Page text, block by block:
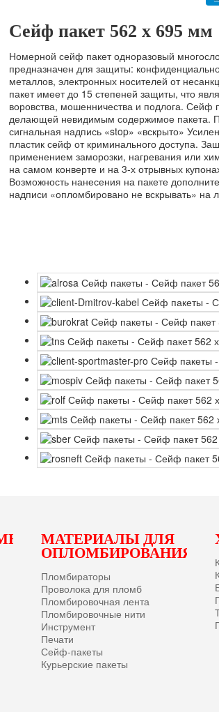
Сейф пакет 562 х 695 мм
Номерной сейф пакет одноразовый
предназначен для защиты:
металлов, электронных носителей от
пакет имеет до 15 степеней защиты, что
воровства, мошенничества и подлога. Сейф
делающей невидимым содержимое пакета.
сигнальная надпись «stop» «вскрыто»
пластик сейф от криминального доступа.
применением заморозки, нагревания или
на самом конверте и на 3-х отрывных
Возможность нанесения на пакете
надписи «опломбировано не вскрывать» на
МАТЕРИАЛЫ ДЛЯ
ОПЛОМБИРОВАНИЯ
Пломбираторы
Проволока для пломб
Пломбировочная лента
Пломбировочные нити
Инструмент
Печати
Сейф-пакеты
Курьерские пакеты